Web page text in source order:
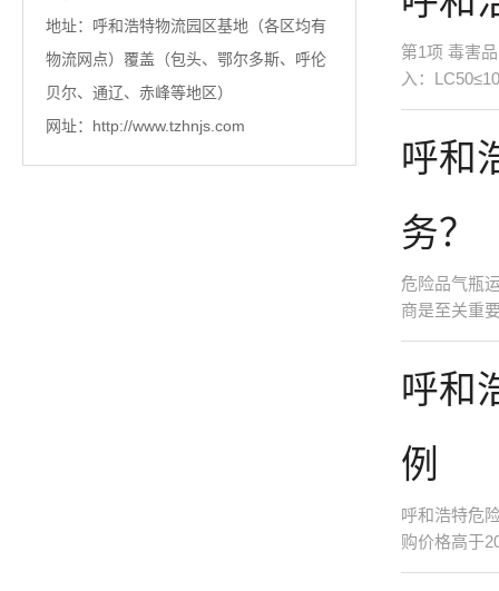
地址：呼和浩特物流园区基地（各区均有
物流网点）覆盖（包头、鄂尔多斯、呼伦
贝尔、通辽、赤峰等地区）
网址：http://www.tzhnjs.com
第1项 毒害
入：
呼和
务？
危险品气瓶
商是至关重
呼和
例
呼和浩特危
购价格高于